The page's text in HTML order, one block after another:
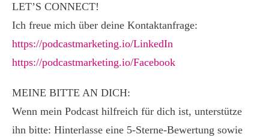
LET’S CONNECT!
Ich freue mich über deine Kontaktanfrage:
https://podcastmarketing.io/LinkedIn
https://podcastmarketing.io/Facebook
MEINE BITTE AN DICH:
Wenn mein Podcast hilfreich für dich ist, unterstütze
ihn bitte: Hinterlasse eine 5-Sterne-Bewertung sowie